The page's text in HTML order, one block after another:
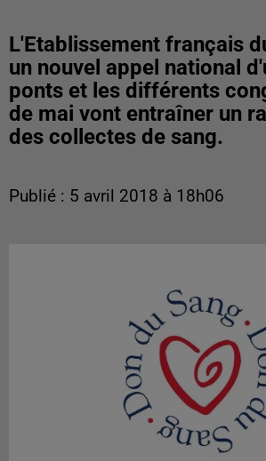
L'Etablissement français
un nouvel appel national
ponts et les différents
de mai vont entraîner un
des collectes de sang.
Publié : 5 avril 2018 à 18h06